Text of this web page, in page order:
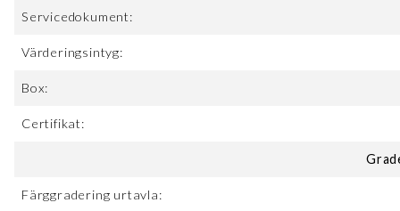
Servicedokument:
Värderingsintyg:
Box:
Certifikat:
Färggradering urtavla: